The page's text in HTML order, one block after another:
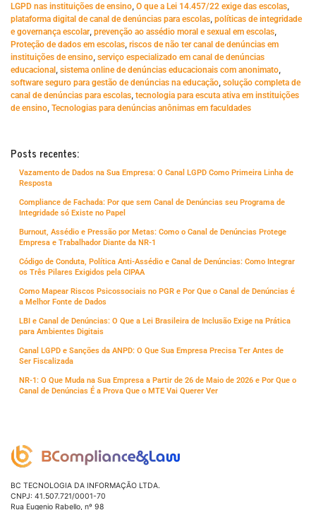
LGPD nas instituições de ensino, O que a Lei 14.457/22 exige das escolas,
plataforma digital de canal de denúncias para escolas, políticas de integridade
e governança escolar, prevenção ao assédio moral e sexual em escolas,
Proteção de dados em escolas, riscos de não ter canal de denúncias em
instituições de ensino, serviço especializado em canal de denúncias
educacional , sistema online de denúncias educacionais com anonimato,
software seguro para gestão de denúncias na educação, solução completa de
canal de denúncias para escolas, tecnologia para escuta ativa em instituições
de ensino, Tecnologias para denúncias anônimas em faculdades
Posts recentes:
Vazamento de Dados na Sua Empresa: O Canal LGPD Como Primeira Linha de
Resposta
Compliance de Fachada: Por que sem Canal de Denúncias seu Programa de
Integridade só Existe no Papel
Burnout, Assédio e Pressão por Metas: Como o Canal de Denúncias Protege
Empresa e Trabalhador Diante da NR-1
Código de Conduta, Política Anti-Assédio e Canal de Denúncias: Como Integrar
os Três Pilares Exigidos pela CIPAA
Como Mapear Riscos Psicossociais no PGR e Por Que o Canal de Denúncias é
a Melhor Fonte de Dados
LBI e Canal de Denúncias: O Que a Lei Brasileira de Inclusão Exige na Prática
para Ambientes Digitais
Canal LGPD e Sanções da ANPD: O Que Sua Empresa Precisa Ter Antes de
Ser Fiscalizada
NR-1: O Que Muda na Sua Empresa a Partir de 26 de Maio de 2026 e Por Que o
Canal de Denúncias É a Prova Que o MTE Vai Querer Ver
BC TECNOLOGIA DA INFORMAÇÃO LTDA.
CNPJ: 41.507.721/0001-70
Rua Eugenio Rabello, nº 98